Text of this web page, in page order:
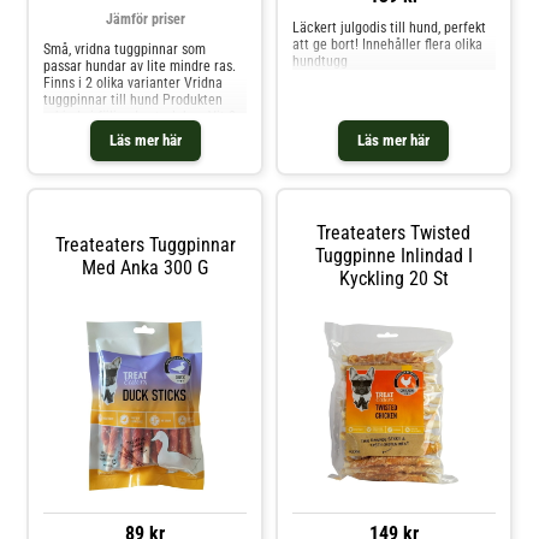
Läs mer här
Jämför priser
Små, vridna tuggpinnar som
passar hundar av lite mindre ras.
Finns i 2 olika varianter Vridna
tuggpinnar till hund Produkten
mm, 100-pack Natural 8 mm, 100-
Läs mer här
Läckert julgodis till hund, perfekt
att ge bort! Innehåller flera olika
hundtugg
Treateaters Tuggpinnar
Med Anka 300 G
89 kr
Treateaters Twisted
Tuggpinne Inlindad I
Kyckling 20 St
149 kr